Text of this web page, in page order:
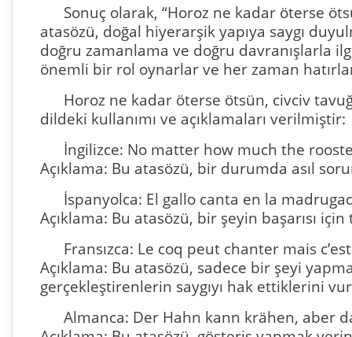
Sonuç olarak, “Horoz ne kadar öterse
atasözü, doğal hiyerarşik yapıya saygı
doğru zamanlama ve doğru davranışlarla
önemli bir rol oynarlar ve her zaman
Horoz ne kadar öterse ötsün, civciv
dildeki kullanımı ve açıklamaları verilmiştir:
İngilizce: No matter how much the
Açıklama: Bu atasözü, bir durumda asıl
İspanyolca: El gallo canta en la
Açıklama: Bu atasözü, bir şeyin başarısı
Fransızca: Le coq peut chanter mais
Açıklama: Bu atasözü, sadece bir şeyi
gerçekleştirenlerin saygıyı hak ettiklerini
Almanca: Der Hahn kann krähen, aber